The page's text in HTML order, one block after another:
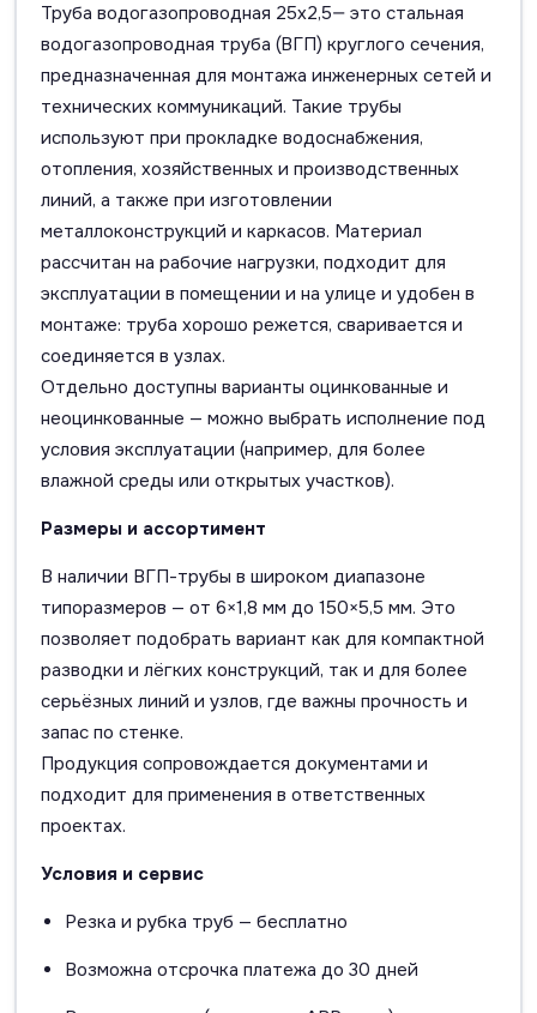
Труба водогазопроводная 25х2,5— это стальная
водогазопроводная труба (ВГП) круглого сечения,
предназначенная для монтажа инженерных сетей и
технических коммуникаций. Такие трубы
используют при прокладке водоснабжения,
отопления, хозяйственных и производственных
линий, а также при изготовлении
металлоконструкций и каркасов. Материал
рассчитан на рабочие нагрузки, подходит для
эксплуатации в помещении и на улице и удобен в
монтаже: труба хорошо режется, сваривается и
соединяется в узлах.
Отдельно доступны варианты оцинкованные и
неоцинкованные — можно выбрать исполнение под
условия эксплуатации (например, для более
влажной среды или открытых участков).
Размеры и ассортимент
В наличии ВГП-трубы в широком диапазоне
типоразмеров — от 6×1,8 мм до 150×5,5 мм. Это
позволяет подобрать вариант как для компактной
разводки и лёгких конструкций, так и для более
серьёзных линий и узлов, где важны прочность и
запас по стенке.
Продукция сопровождается документами и
подходит для применения в ответственных
проектах.
Условия и сервис
Резка и рубка труб — бесплатно
Возможна отсрочка платежа до 30 дней